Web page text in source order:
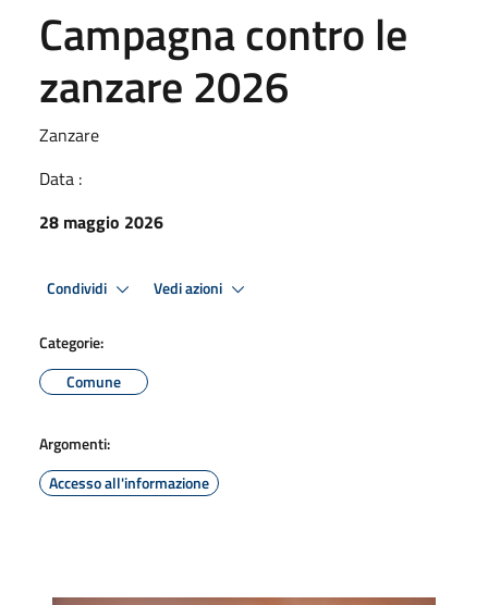
Campagna contro le
zanzare 2026
Zanzare
Data :
28 maggio 2026
Condividi Vedi azioni
Categorie:
Comune
Argomenti:
Accesso all'informazione